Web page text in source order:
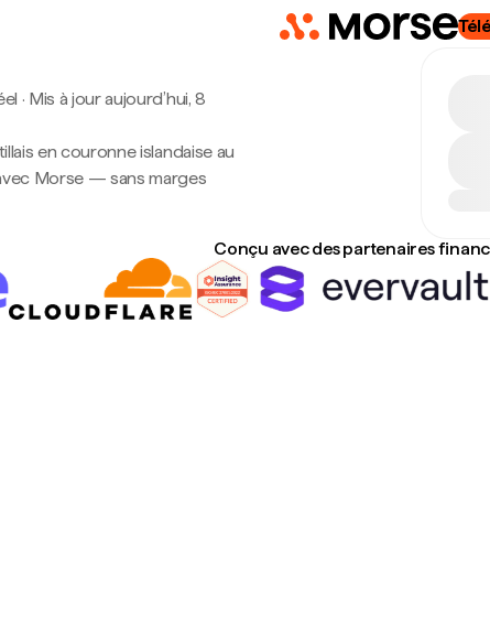
· Mis à jour aujourd’hui, 8
en couronne islandaise au
Morse — sans marges
Conçu avec des partenaires